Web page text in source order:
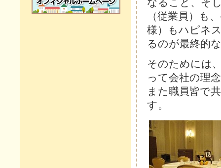
（従業員）も
様）もハピネ
るのが最終的
そのためには
って会社の理
また職員皆で
す。